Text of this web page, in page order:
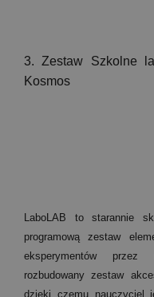
3. Zestaw Szkolne
Kosmos
LaboLAB to starannie
programową zestaw
eksperymentów
rozbudowany zestaw
dzięki czemu nauczyciel